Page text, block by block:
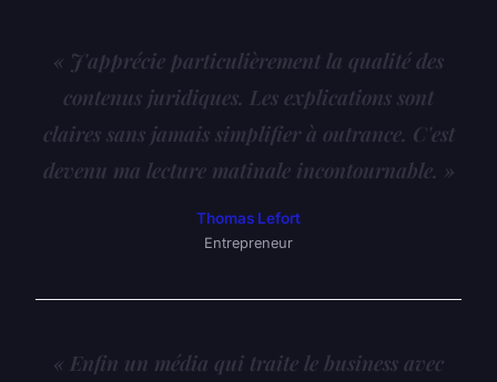
« J'apprécie particulièrement la qualité des
contenus juridiques. Les explications sont
claires sans jamais simplifier à outrance. C'est
devenu ma lecture matinale incontournable. »
Thomas Lefort
Entrepreneur
« Enfin un média qui traite le business avec